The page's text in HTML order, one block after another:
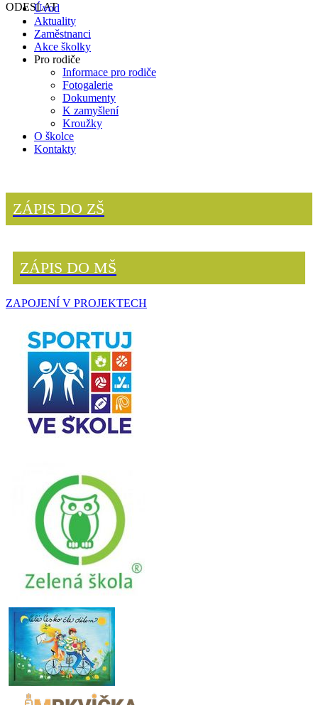
ODESLAT
Úvod
Aktuality
Zaměstnanci
Akce školky
Pro rodiče
Informace pro rodiče
Fotogalerie
Dokumenty
K zamyšlení
Kroužky
O školce
Kontakty
ZÁPIS DO ZŠ
ZÁPIS DO MŠ
ZAPOJENÍ V PROJEKTECH